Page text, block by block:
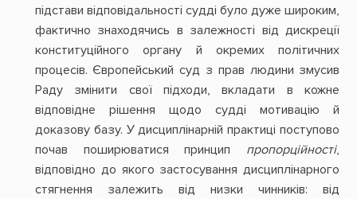
підстави відповідальності судді було дуже широким,
фактично знаходячись в залежності від дискреції
конституційного органу й окремих політичних
процесів. Європейський суд з прав людини змусив
Раду змінити свої підходи, вкладати в кожне
відповідне рішення щодо судді мотивацію й
доказову базу. У дисциплінарній практиці поступово
почав поширюватися принцип пропорційності,
відповідно до якого застосування дисциплінарного
стягнення залежить від низки чинників: від